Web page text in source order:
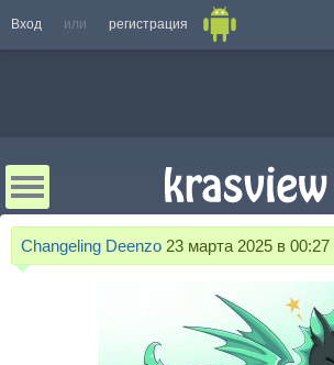
Вход или регистрация
Changeling Deenzo 23 марта 2025 в 00:27